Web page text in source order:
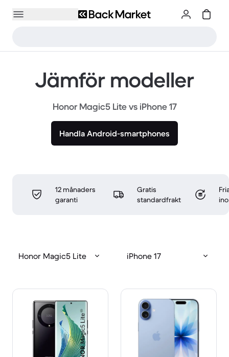
Jämför modeller
Honor Magic5 Lite vs iPhone 17
Handla Android-smartphones
12 månaders
garanti
Gratis
standardfrakt
Honor Magic5 Lite iPhone 17